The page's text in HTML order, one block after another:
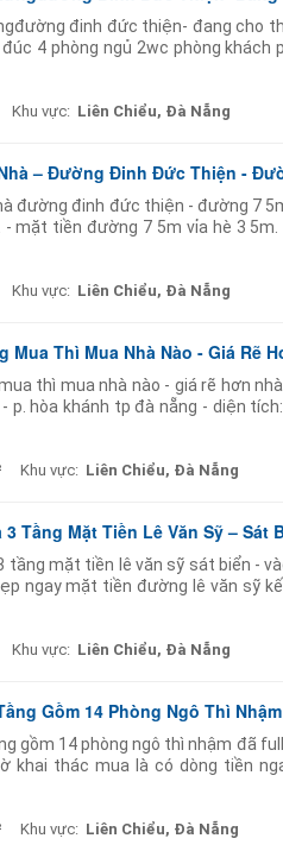
đinh đức thiện- đang cho
4 phòng ngủ 2wc phòng khách
Khu vực: Liên Chiểu, Đà Nẵng
– Đường Đinh Đức Thiện -
đường đinh đức thiện - đường 7
- mặt tiền đường 7 5m vỉa hè 3
Khu vực: Liên Chiểu, Đà Nẵng
Mua Thì Mua Nhà Nào - Giá Rẽ
thì mua nhà nào - giá rẽ hơn
p. hòa khánh tp đà nẵng - diện
Khu vực: Liên Chiểu, Đà Nẵng
Tầng Mặt Tiền Lê Văn Sỹ – Sát
tầng mặt tiền lê văn sỹ sát biển -
ngay mặt tiền đường lê văn sỹ
Khu vực: Liên Chiểu, Đà Nẵng
Gồm 14 Phòng Ngô Thì
gồm 14 phòng ngô thì nhậm đã
khai thác mua là có dòng tiền
Khu vực: Liên Chiểu, Đà Nẵng